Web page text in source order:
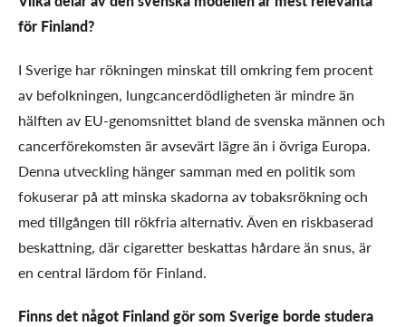
för Finland?
I Sverige har rökningen minskat till omkring fem procent
av befolkningen, lungcancerdödligheten är mindre än
hälften av EU-genomsnittet bland de svenska männen och
cancerförekomsten är avsevärt lägre än i övriga Europa.
Denna utveckling hänger samman med en politik som
fokuserar på att minska skadorna av tobaksrökning och
med tillgången till rökfria alternativ. Även en riskbaserad
beskattning, där cigaretter beskattas hårdare än snus, är
en central lärdom för Finland.
Finns det något Finland gör som Sverige borde studera